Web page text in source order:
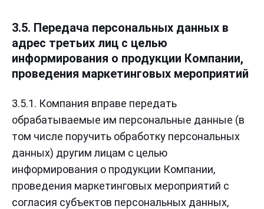
3.5. Передача персональных данных в
адрес третьих лиц с целью
информирования о продукции Компании,
проведения маркетинговых мероприятий
3.5.1. Компания вправе передать
обрабатываемые им персональные данные (в
том числе поручить обработку персональных
данных) другим лицам с целью
информирования о продукции Компании,
проведения маркетинговых мероприятий с
согласия субъектов персональных данных,